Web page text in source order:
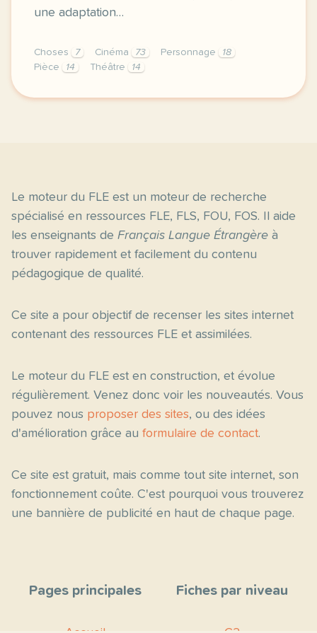
une adaptation…
Choses 7 Cinéma 73 Personnage
18
Pièce
14 Théâtre 14
image pose mag frsi vous voulez bien pratiquer
Le moteur du FLE est un moteur de recherche
spécialisé en ressources FLE, FLS, FOU, FOS. Il aide
les enseignants de Français Langue Étrangère à
trouver rapidement et facilement du contenu
pédagogique de qualité.
Ce site a pour objectif de recenser les sites internet
contenant des ressources FLE et assimilées.
Le moteur du FLE est en construction, et évolue
régulièrement. Venez donc voir les nouveautés. Vous
pouvez nous proposer des sites, ou des idées
d'amélioration grâce au formulaire de contact.
Ce site est gratuit, mais comme tout site internet, son
fonctionnement coûte. C'est pourquoi vous trouverez
une bannière de publicité en haut de chaque page.
Pages principales Fiches par niveau